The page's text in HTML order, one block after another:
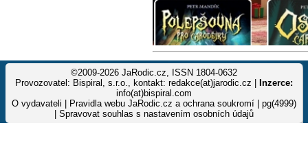
©2009-2026 JaRodic.cz, ISSN 1804-0632
Provozovatel: Bispiral, s.r.o., kontakt: redakce(at)jarodic.cz |
Inzerce:
info(at)bispiral.com
O vydavateli
Pravidla webu JaRodic.cz a ochrana soukromí | pg(4999)
Spravovat souhlas s nastavením osobních údajů